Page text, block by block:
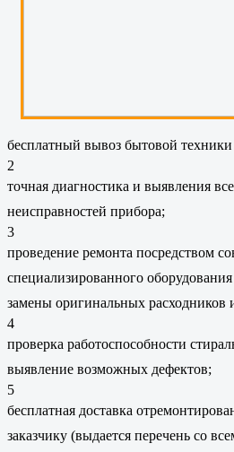
бесплатный вывоз бытовой
2
точная диагностика и выявления
неисправностей прибора;
3
проведение ремонта посредством
специализированного
замены оригинальных расходников
4
проверка работоспособности
выявление возможных дефектов;
5
бесплатная доставка
заказчику (выдается перечень со